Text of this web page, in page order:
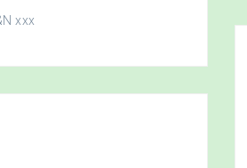
xxx